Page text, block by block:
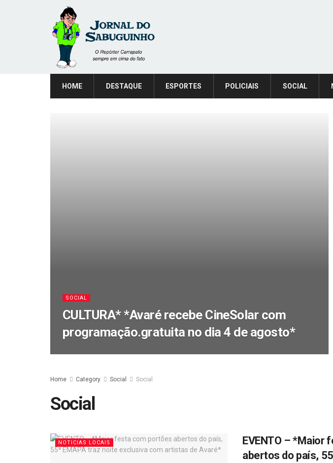
HOME DESTAQUE ESPORTES POLICIAIS SOCIAL
SOCIAL
CULTURA* *Avaré recebe CineSolar com
programação.gratuita no dia 4 de agosto*
Home Category Social Social
Social
NOTICIAS LOCAIS
EVENTO – *Maior
abertos do país,